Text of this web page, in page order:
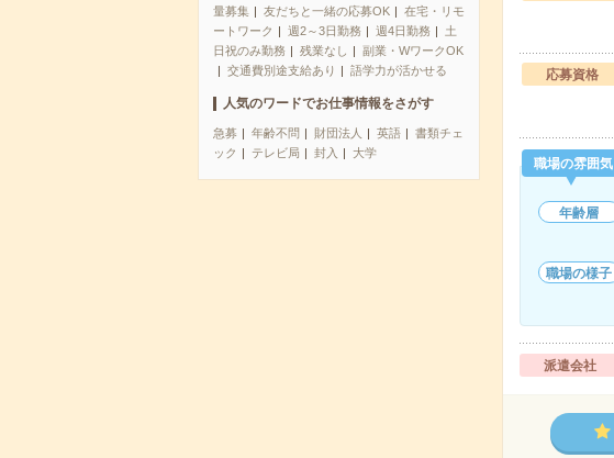
量募集
友だちと一緒の応募OK
在宅・リモ
ートワーク
週2～3日勤務 週4日勤務
土
日祝のみ勤務
残業なし
副業・WワークOK
交通費別途支給あり
語学力が活かせる
人気のワードでお仕事情報をさがす
急募 年齢不問 財団法人 英語
書類チェ
ック
テレビ局 封入 大学
応募資格
職場の雰囲気
年齢層
職場の様子
派遣会社